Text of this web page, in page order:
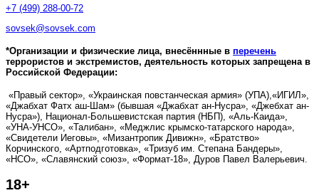
+7 (499) 288-00-72
sovsek@sovsek.com
*Организации и физические лица, внесённные в перечень
террористов и экстремистов, деятельность которых запрещена в
Российской Федерации:
«Правый сектор», «Украинская повстанческая армия» (УПА),«ИГИЛ»,
«Джабхат Фатх аш-Шам» (бывшая «Джабхат ан-Нусра», «Джебхат ан-
Нусра»), Национал-Большевистская партия (НБП), «Аль-Каида»,
«УНА-УНСО», «Талибан», «Меджлис крымско-татарского народа»,
«Свидетели Иеговы», «Мизантропик Дивижн», «Братство»
Корчинского, «Артподготовка», «Тризуб им. Степана Бандеры»,
«НСО», «Славянский союз», «Формат-18», Дуров Павел Валерьевич.
18+